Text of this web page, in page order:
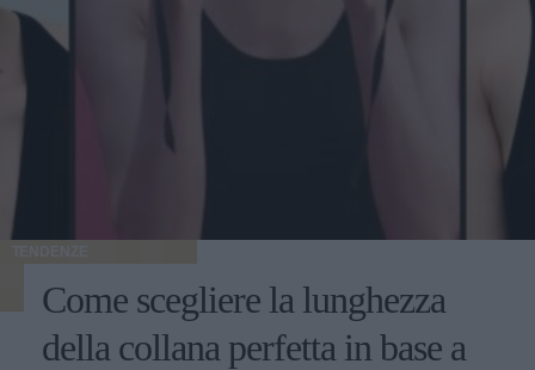
TENDENZE
Come scegliere la lunghezza
della collana perfetta in base a